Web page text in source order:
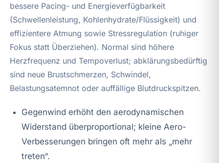
bessere Pacing- und Energieverfügbarkeit
(Schwellenleistung, Kohlenhydrate/Flüssigkeit) und
effizientere Atmung sowie Stressregulation (ruhiger
Fokus statt Überziehen). Normal sind höhere
Herzfrequenz und Tempoverlust; abklärungsbedürftig
sind neue Brustschmerzen, Schwindel,
Belastungsatemnot oder auffällige Blutdruckspitzen.
Gegenwind erhöht den aerodynamischen
Widerstand überproportional; kleine Aero-
Verbesserungen bringen oft mehr als „mehr
treten“.